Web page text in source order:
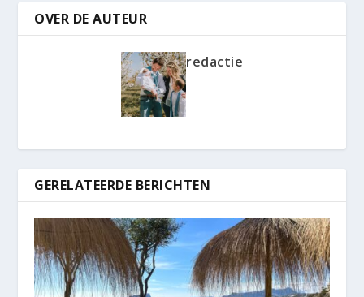
OVER DE AUTEUR
redactie
GERELATEERDE BERICHTEN